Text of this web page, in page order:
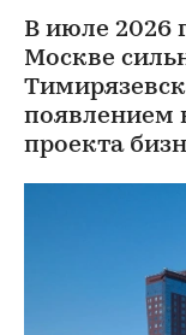
В июле 2026
Москве
появлением
проекта